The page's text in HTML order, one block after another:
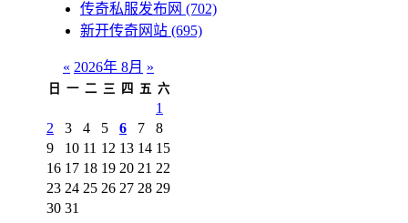
传奇私服发布网 (702)
新开传奇网站 (695)
« 2026年 8月 »
日 一 二 三 四 五 六
1
2
3 4 5 6 7
8
9
10 11 12 13 14 15
16 17 18 19 20 21 22
23 24 25 26 27 28 29
30 31